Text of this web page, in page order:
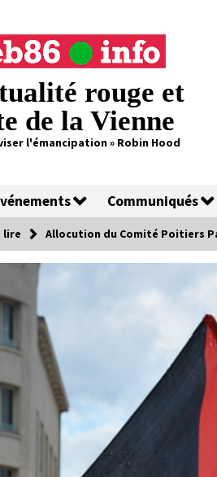
rouge et
de la Vienne
l'émancipation » Robin Hood
Communiqués
lire Allocution du Comité Poitiers